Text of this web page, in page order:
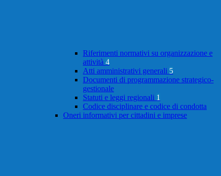
Riferimenti normativi su organizzazione e
attività 4
Atti amministrativi generali 5
Documenti di programmazione strategico-
gestionale
Statuti e leggi regionali 1
Codice disciplinare e codice di condotta
Oneri informativi per cittadini e imprese